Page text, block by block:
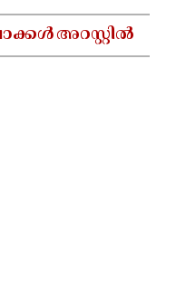
അറസ്റ്റിൽ